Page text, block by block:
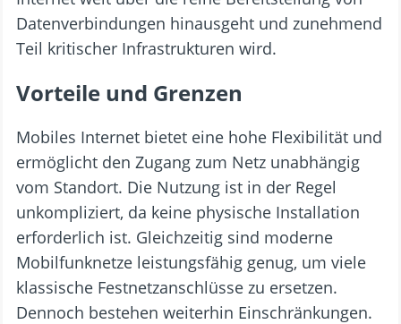
Datenverbindungen hinausgeht und zunehmend
Teil kritischer Infrastrukturen wird.
Vorteile und Grenzen
Mobiles Internet bietet eine hohe Flexibilität und
ermöglicht den Zugang zum Netz unabhängig
vom Standort. Die Nutzung ist in der Regel
unkompliziert, da keine physische Installation
erforderlich ist. Gleichzeitig sind moderne
Mobilfunknetze leistungsfähig genug, um viele
klassische Festnetzanschlüsse zu ersetzen.
Dennoch bestehen weiterhin Einschränkungen.